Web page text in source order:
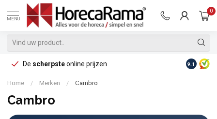
MENU
0
De scherpsteonline prijzen Op
9.1
Home / Merken / Cambro
Cambro